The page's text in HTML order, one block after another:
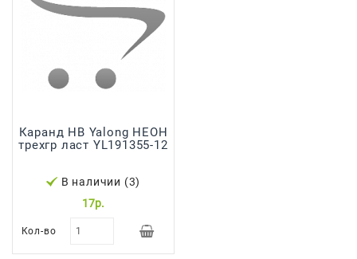
Каранд HB Yalong НЕОН
трехгр ласт YL191355-12
В наличии (3)
17р.
Кол-во